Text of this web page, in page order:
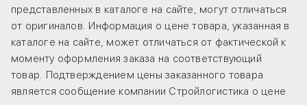
представленных в каталоге на сайте, могут отличаться
от оригиналов. Информация о цене товара, указанная в
каталоге на сайте, может отличаться от фактической к
моменту оформления заказа на соответствующий
товар. Подтверждением цены заказанного товара
является сообщение компании Стройлогистика о цене